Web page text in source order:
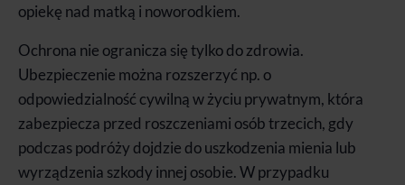
opiekę nad matką i noworodkiem.
Ochrona nie ogranicza się tylko do zdrowia.
Ubezpieczenie można rozszerzyć np. o
odpowiedzialność cywilną w życiu prywatnym, która
zabezpiecza przed roszczeniami osób trzecich, gdy
podczas podróży dojdzie do uszkodzenia mienia lub
wyrządzenia szkody innej osobie. W przypadku